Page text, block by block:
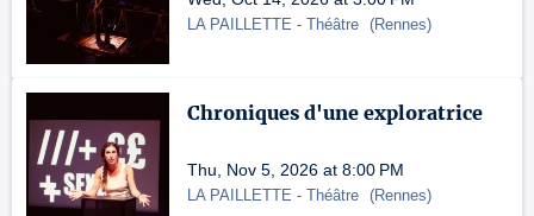
LA PAILLETTE - Théâtre (Rennes)
Chroniques d'une exploratrice
Thu, Nov 5, 2026 at 8:00 PM
LA PAILLETTE - Théâtre (Rennes)